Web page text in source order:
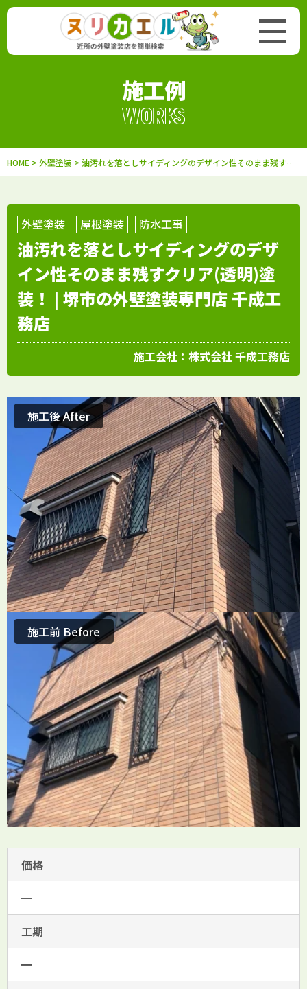
施工例
WORKS
HOME > 外壁塗装 > 油汚れを落としサイディングのデザイン性そのまま残すクリア(透明)塗装！ | 堺市の外壁塗装専門店 千成工務店
外壁塗装 屋根塗装 防水工事
油汚れを落としサイディングのデザ
イン性そのまま残すクリア(透明)塗
装！ | 堺市の外壁塗装専門店 千成工
務店
施工会社： 株式会社 千成工務店
施工前 Before
施工後 After
価格
━
工期
━